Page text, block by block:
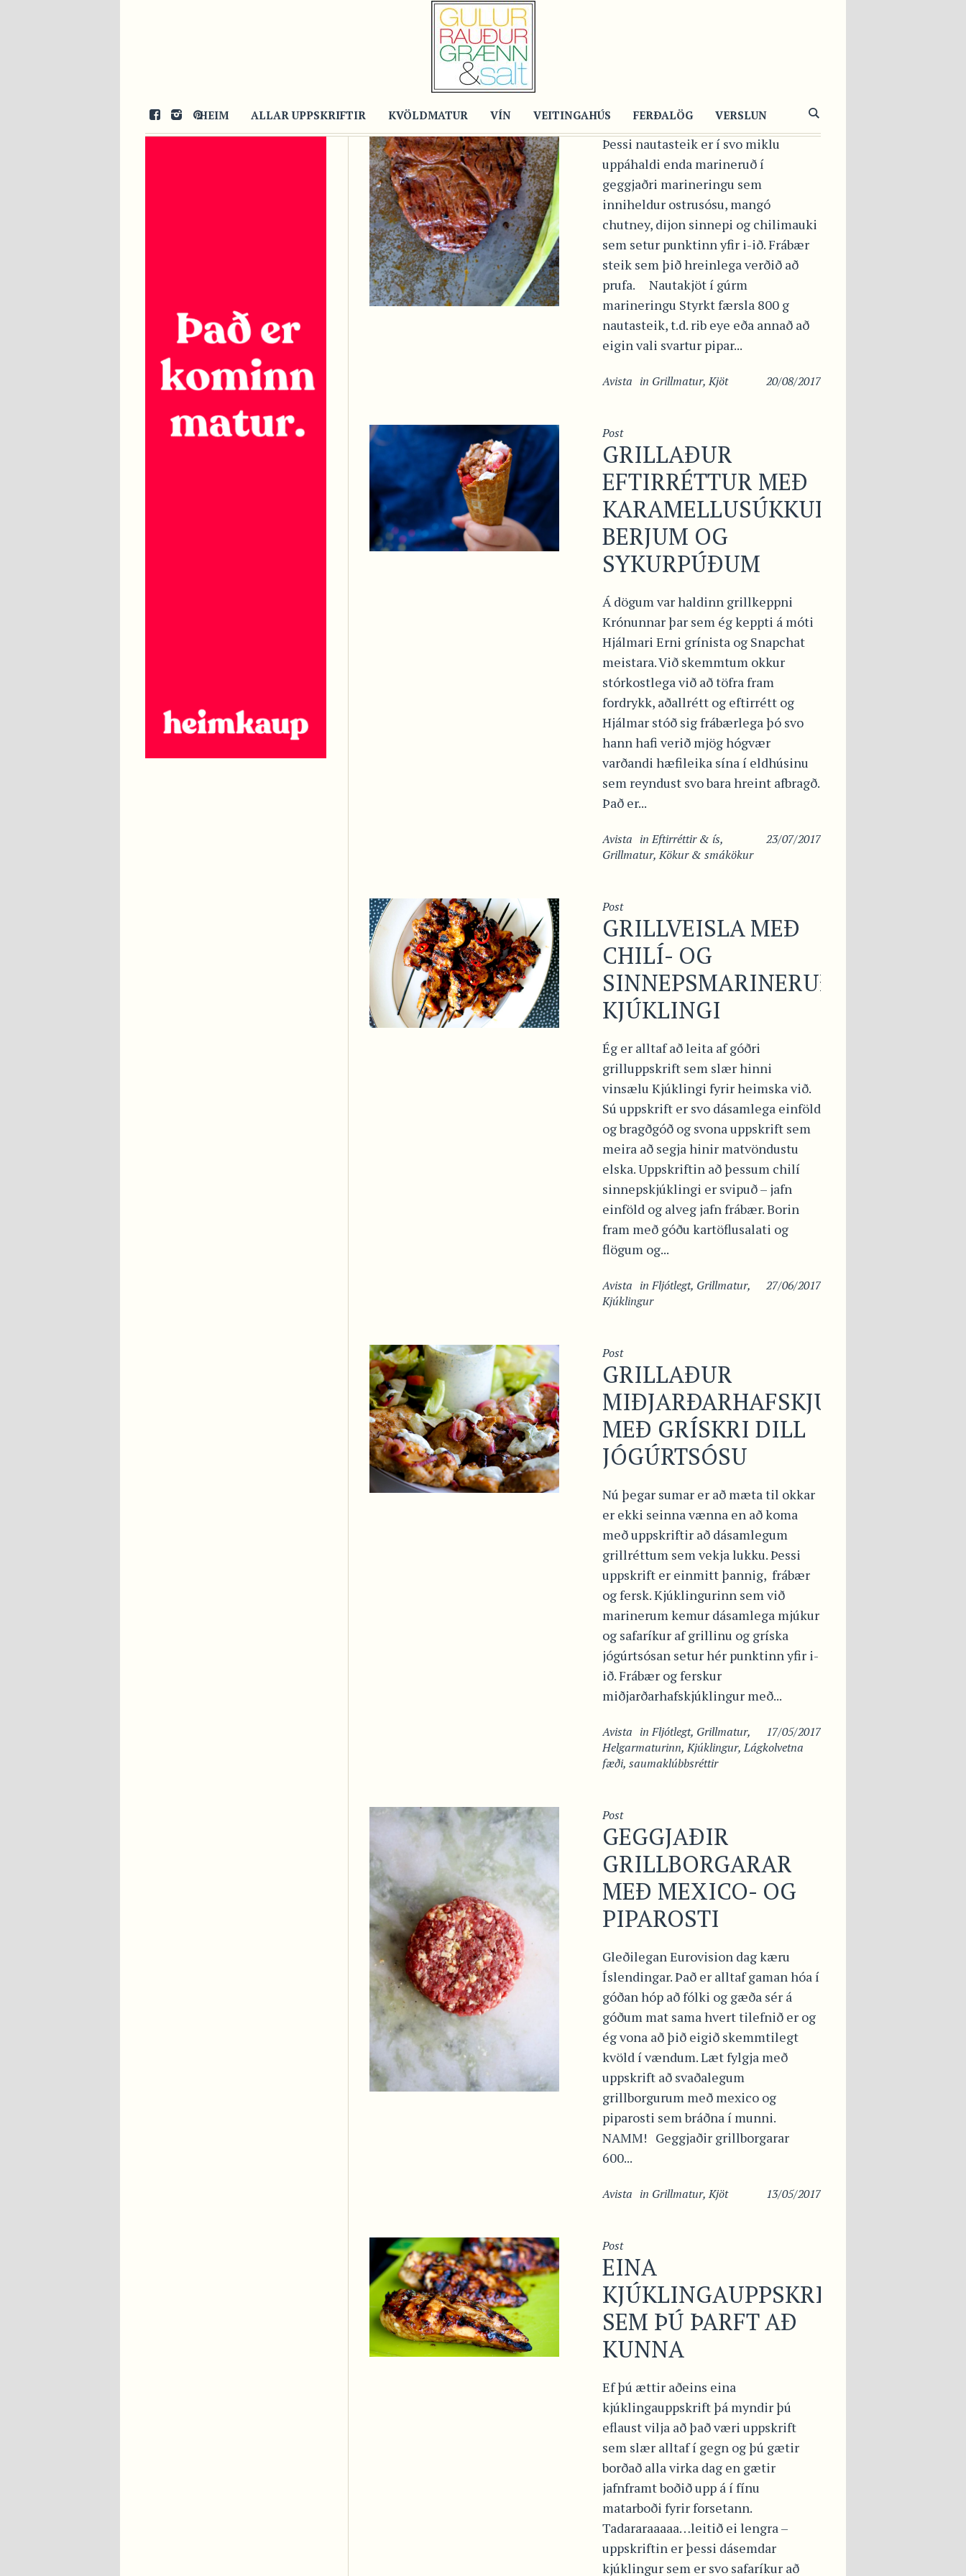
HEIM ALLAR UPPSKRIFTIR KVÖLDMATUR VÍN VEITINGAHÚS FERÐALÖG VERSLUN
MARINERINGU
Þessi nautasteik er í svo miklu
uppáhaldi enda marineruð í
geggjaðri marineringu sem
inniheldur ostrusósu, mangó
chutney, dijon sinnepi og chilimauki
sem setur punktinn yfir i-ið. Frábær
steik sem þið hreinlega verðið að
prufa. Nautakjöt í gúrm
marineringu Styrkt færsla 800 g
nautasteik, t.d. rib eye eða annað að
eigin vali svartur pipar...
20/08/2017
Avista in Grillmatur,Kjöt
Post
GRILLAÐUR
EFTIRRÉTTUR MEÐ
KARAMELLUSÚKKULAÐI,
BERJUM OG
SYKURPÚÐUM
Á dögum var haldinn grillkeppni
Krónunnar þar sem ég keppti á móti
Hjálmari Erni grínista og Snapchat
meistara. Við skemmtum okkur
stórkostlega við að töfra fram
fordrykk, aðallrétt og eftirrétt og
Hjálmar stóð sig frábærlega þó svo
hann hafi verið mjög hógvær
varðandi hæfileika sína í eldhúsinu
sem reyndust svo bara hreint afbragð.
Það er...
23/07/2017
Avista inEftirréttir & ís,
Grillmatur,Kökur & smákökur
Post
GRILLVEISLA MEÐ
CHILÍ- OG
SINNEPSMARINERUÐUM
KJÚKLINGI
Ég er alltaf að leita af góðri
grilluppskrift sem slær hinni
vinsælu Kjúklingi fyrir heimska við.
Sú uppskrift er svo dásamlega einföld
og bragðgóð og svona uppskrift sem
meira að segja hinir matvöndustu
elska. Uppskriftin að þessum chilí
sinnepskjúklingi er svipuð – jafn
einföld og alveg jafn frábær. Borin
fram með góðu kartöflusalati og
flögum og...
27/06/2017
Avista inFljótlegt, Grillmatur,
Kjúklingur
Post
GRILLAÐUR
MIÐJARÐARHAFSKJÚKLINGUR
MEÐ GRÍSKRI DILL
JÓGÚRTSÓSU
Nú þegar sumar er að mæta til okkar
er ekki seinna vænna en að koma
með uppskriftir að dásamlegum
grillréttum sem vekja lukku. Þessi
uppskrift er einmitt þannig, frábær
og fersk. Kjúklingurinn sem við
marinerum kemur dásamlega mjúkur
og safaríkur af grillinu og gríska
jógúrtsósan setur hér punktinn yfir i-
ið. Frábær og ferskur
miðjarðarhafskjúklingur með...
17/05/2017
Avista inFljótlegt, Grillmatur,
Helgarmaturinn,Kjúklingur,Lágkolvetna
fæði, saumaklúbbsréttir
Post
GEGGJAÐIR
GRILLBORGARAR
MEÐ MEXICO- OG
PIPAROSTI
Gleðilegan Eurovision dag kæru
Íslendingar. Það er alltaf gaman hóa í
góðan hóp að fólki og gæða sér á
góðum mat sama hvert tilefnið er og
ég vona að þið eigið skemmtilegt
kvöld í vændum. Læt fylgja með
uppskrift að svaðalegum
grillborgurum með mexico og
piparosti sem bráðna í munni.
NAMM! Geggjaðir grillborgarar
600...
13/05/2017
Avista in Grillmatur,Kjöt
Post
EINA
KJÚKLINGAUPPSKRIFTIN
SEM ÞÚ ÞARFT AÐ
KUNNA
Ef þú ættir aðeins eina
kjúklingauppskrift þá myndir þú
eflaust vilja að það væri uppskrift
sem slær alltaf í gegn og þú gætir
borðað alla virka dag en gætir
jafnframt boðið upp á í fínu
matarboði fyrir forsetann.
Tadararaaaaa…leitið ei lengra –
uppskriftin er þessi dásemdar
kjúklingur sem er svo safaríkur að